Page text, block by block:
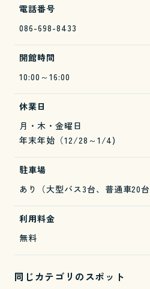
電話番号
086-698-8433
開館時間
10:00～16:00
休業日
月・木・金曜日
年末年始（12/28～1/4)
駐車場
あり（大型バス3台、普通車20台
利用料金
無料
同じカテゴリのスポット